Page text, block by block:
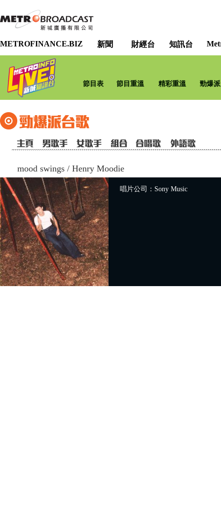
METROFINANCE.BIZ 新聞 財經台 知訊台
節目表 節目重溫 精彩重溫 勁爆
mood swings / Henry Moodie
唱片公司：Sony Music